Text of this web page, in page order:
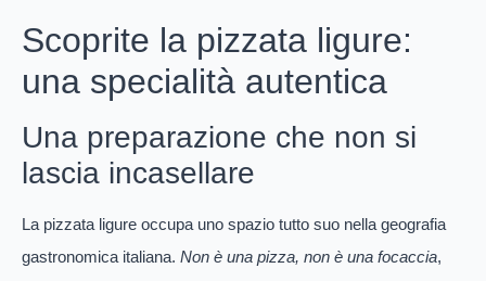
Scoprite la pizzata ligure:
una specialità autentica
Una preparazione che non si
lascia incasellare
La pizzata ligure occupa uno spazio tutto suo nella geografia
gastronomica italiana. Non è una pizza, non è una focaccia,